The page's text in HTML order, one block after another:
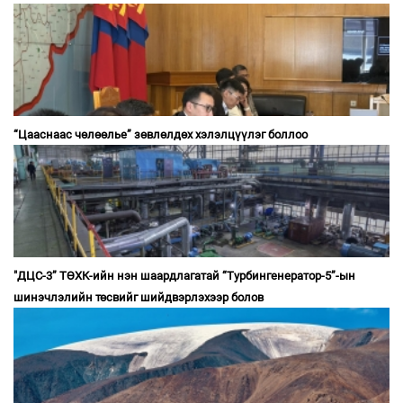
“Цааснаас чөлөөлье” зөвлөлдөх хэлэлцүүлэг боллоо
"ДЦС-3” ТӨХК-ийн нэн шаардлагатай “Турбингенератор-5”-ын
шинэчлэлийн төсвийг шийдвэрлэхээр болов